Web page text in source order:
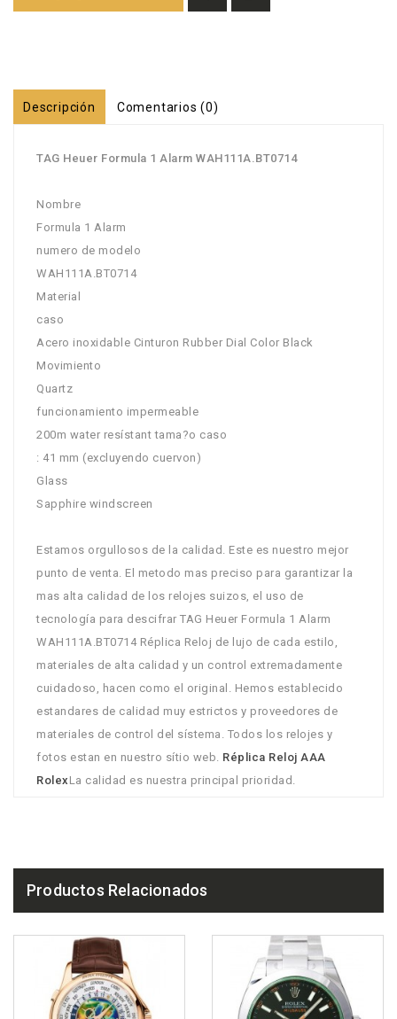
Descripción Comentarios (0)
TAG Heuer Formula 1 Alarm WAH111A.BT0714
Nombre
Formula 1 Alarm
numero de modelo
WAH111A.BT0714
Material
caso
Acero inoxidable Cinturon Rubber Dial Color Black
Movimiento
Quartz
funcionamiento impermeable
200m water resístant tama?o caso
: 41 mm (excluyendo cuervon)
Glass
Sapphire windscreen
Estamos orgullosos de la calidad. Este es nuestro mejor
punto de venta. El metodo mas preciso para garantizar la
mas alta calidad de los relojes suizos, el uso de
tecnología para descifrar TAG Heuer Formula 1 Alarm
WAH111A.BT0714 Réplica Reloj de lujo de cada estilo,
materiales de alta calidad y un control extremadamente
cuidadoso, hacen como el original. Hemos establecido
estandares de calidad muy estrictos y proveedores de
materiales de control del sístema. Todos los relojes y
fotos estan en nuestro sítio web. Réplica Reloj AAA
Rolex La calidad es nuestra principal prioridad.
Productos Relacionados